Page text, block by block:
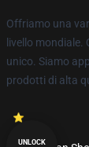
Offriamo una
livello
unico. Siamo
prodotti di alta
UNLOCK